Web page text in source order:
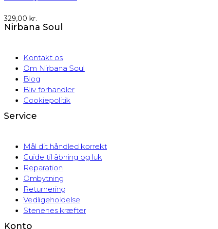
329,00 kr.
Nirbana Soul
Kontakt os
Om Nirbana Soul
Blog
Bliv forhandler
Cookiepolitik
Service
Mål dit håndled korrekt
Guide til åbning og luk
Reparation
Ombytning
Returnering
Vedligeholdelse
Stenenes kræfter
Konto